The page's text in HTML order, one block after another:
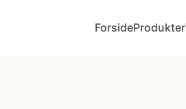
ForsideProdukter